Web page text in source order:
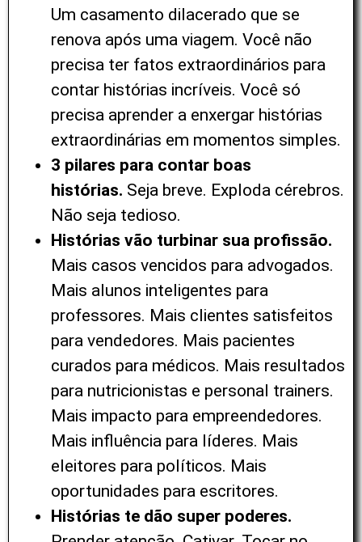
Um casamento dilacerado que se
renova após uma viagem. Você não
precisa ter fatos extraordinários para
contar histórias incríveis. Você só
precisa aprender a enxergar histórias
extraordinárias em momentos simples.
3 pilares para contar boas
histórias. Seja breve. Exploda cérebros.
Não seja tedioso.
Histórias vão turbinar sua profissão.
Mais casos vencidos para advogados.
Mais alunos inteligentes para
professores. Mais clientes satisfeitos
para vendedores. Mais pacientes
curados para médicos. Mais resultados
para nutricionistas e personal trainers.
Mais impacto para empreendedores.
Mais influência para líderes. Mais
eleitores para políticos. Mais
oportunidades para escritores.
Histórias te dão super poderes.